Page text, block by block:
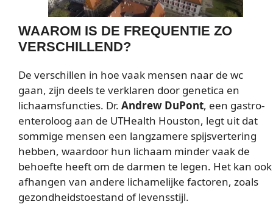
WAAROM IS DE FREQUENTIE ZO
VERSCHILLEND?
De verschillen in hoe vaak mensen naar de wc
gaan, zijn deels te verklaren door genetica en
lichaamsfuncties. Dr. Andrew DuPont, een gastro-
enteroloog aan de UTHealth Houston, legt uit dat
sommige mensen een langzamere spijsvertering
hebben, waardoor hun lichaam minder vaak de
behoefte heeft om de darmen te legen. Het kan ook
afhangen van andere lichamelijke factoren, zoals
gezondheidstoestand of levensstijl.